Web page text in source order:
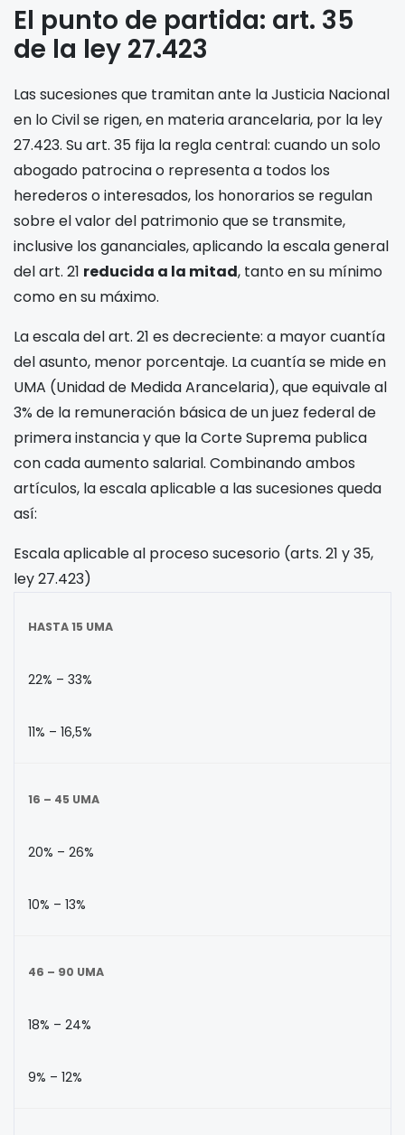
El punto de partida: art. 35
de la ley 27.423
Las sucesiones que tramitan ante la Justicia Nacional
en lo Civil se rigen, en materia arancelaria, por la ley
27.423. Su art. 35 fija la regla central: cuando un solo
abogado patrocina o representa a todos los
herederos o interesados, los honorarios se regulan
sobre el valor del patrimonio que se transmite,
inclusive los gananciales, aplicando la escala general
del art. 21 reducida a la mitad, tanto en su mínimo
como en su máximo.
La escala del art. 21 es decreciente: a mayor cuantía
del asunto, menor porcentaje. La cuantía se mide en
UMA (Unidad de Medida Arancelaria), que equivale al
3% de la remuneración básica de un juez federal de
primera instancia y que la Corte Suprema publica
con cada aumento salarial. Combinando ambos
artículos, la escala aplicable a las sucesiones queda
así:
Escala aplicable al proceso sucesorio (arts. 21 y 35,
ley 27.423)
HASTA 15 UMA
22% – 33%
11% – 16,5%
16 – 45 UMA
20% – 26%
10% – 13%
46 – 90 UMA
18% – 24%
9% – 12%